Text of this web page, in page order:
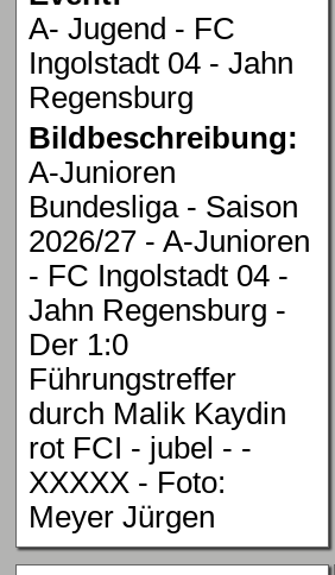
A- Jugend - FC
Ingolstadt 04 - Jahn
Regensburg
Bildbeschreibung:
A-Junioren
Bundesliga - Saison
2026/27 - A-Junioren
- FC Ingolstadt 04 -
Jahn Regensburg -
Der 1:0
Führungstreffer
durch Malik Kaydin
rot FCI - jubel - -
XXXXX - Foto:
Meyer Jürgen